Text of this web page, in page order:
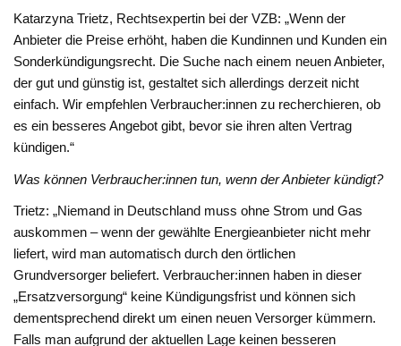
Katarzyna Trietz, Rechtsexpertin bei der VZB: „Wenn der
Anbieter die Preise erhöht, haben die Kundinnen und Kunden ein
Sonderkündigungsrecht. Die Suche nach einem neuen Anbieter,
der gut und günstig ist, gestaltet sich allerdings derzeit nicht
einfach. Wir empfehlen Verbraucher:innen zu recherchieren, ob
es ein besseres Angebot gibt, bevor sie ihren alten Vertrag
kündigen.“
Was können Verbraucher:innen tun, wenn der Anbieter kündigt?
Trietz: „Niemand in Deutschland muss ohne Strom und Gas
auskommen – wenn der gewählte Energieanbieter nicht mehr
liefert, wird man automatisch durch den örtlichen
Grundversorger beliefert. Verbraucher:innen haben in dieser
„Ersatzversorgung“ keine Kündigungsfrist und können sich
dementsprechend direkt um einen neuen Versorger kümmern.
Falls man aufgrund der aktuellen Lage keinen besseren